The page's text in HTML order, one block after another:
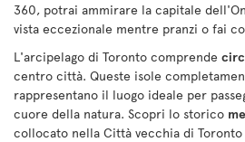
360, potrai ammirare la capitale
vista eccezionale mentre pranzi o fai
L'arcipelago di Toronto comprende
centro città. Queste isole
rappresentano il luogo ideale per
cuore della natura. Scopri lo storico
collocato nella Città vecchia di